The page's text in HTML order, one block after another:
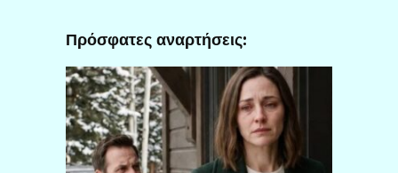
Πρόσφατες αναρτήσεις: